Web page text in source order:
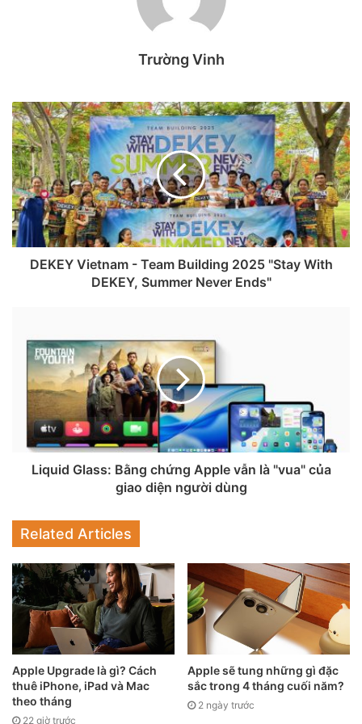
cùng mình khám phá ngay bây
1. iOS 26 có gì mới?
Thiết kế Liquid Glass
Thiết kế Liquid Glass hoàn toàn mới trên iOS 26 mang đến
trải nghiệm trực quan và sống động hơn cho người dùng.
Vật liệu trong suốt này giúp các ứng dụng, biểu tượng và
tiện ích trở nên nổi bật, đồng thời đồng bộ hóa giao diện
trên màn hình chính và màn hình khoá với khả năng tùy
chỉnh phong phú, bao gồm cả giao diện trong suốt.
và Podcasts đều được tinh chỉnh giao diện để tối ưu hóa
việc hiển thị nội dung và tăng cường trải nghiệm người
dùng.
Trường Vinh
DEKEY Vietnam - Team Building 2025 "Stay With
DEKEY, Summer Never Ends"
Liquid Glass: Bằng chứng Apple vẫn là "vua" của
giao diện người dùng
Related Articles
Apple Upgrade là gì? Cách
thuê iPhone, iPad và Mac
theo tháng
22 giờ trước
Apple sẽ tung những gì đặc
sắc trong 4 tháng cuối năm?
2 ngày trước